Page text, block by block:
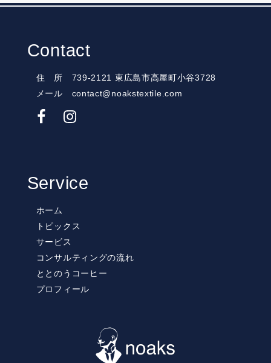
Contact
住 所 739-2121 東広島市高屋町小谷3728
メール contact@noakstextile.com
Service
ホーム
トピックス
サービス
コンサルティングの流れ
ととのうコーヒー
プロフィール